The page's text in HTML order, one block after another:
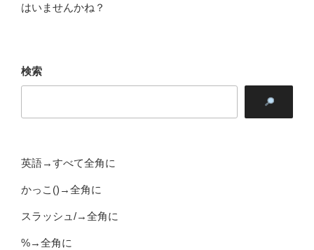
はいませんかね？
検索
英語→すべて全角に
かっこ()→全角に
スラッシュ/→全角に
%→全角に